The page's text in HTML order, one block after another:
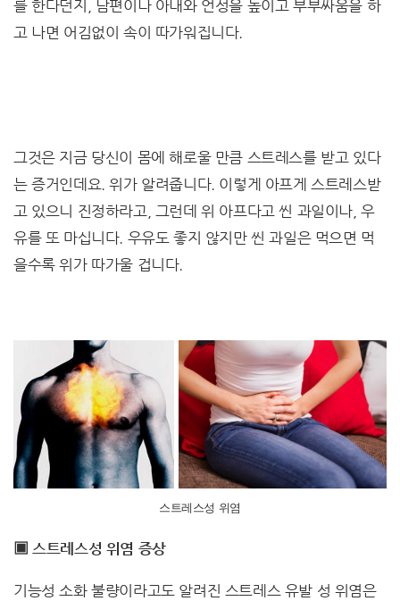
를 한다던지, 남편이나 아내와 언성을 높이고 부부싸움을 하
고 나면 어김없이 속이 따가워집니다.
그것은 지금 당신이 몸에 해로울 만큼 스트레스를 받고 있다
는 증거인데요. 위가 알려줍니다. 이렇게 아프게 스트레스받
고 있으니 진정하라고, 그런데 위 아프다고 씬 과일이나, 우
유를 또 마십니다. 우유도 좋지 않지만 씬 과일은 먹으면 먹
을수록 위가 따가울 겁니다.
스트레스성 위염
▣ 스트레스성 위염 증상
기능성 소화 불량이라고도 알려진 스트레스 유발 성 위염은